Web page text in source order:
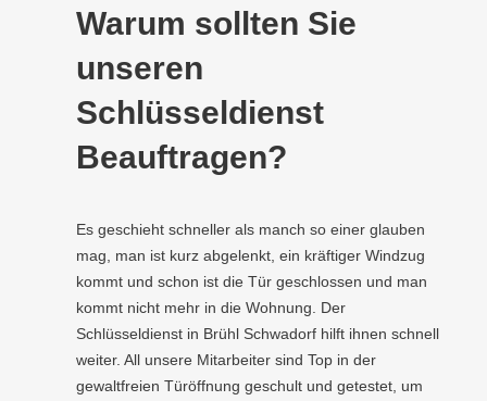
Warum sollten Sie
unseren
Schlüsseldienst
Beauftragen?
Es geschieht schneller als manch so einer glauben
mag, man ist kurz abgelenkt, ein kräftiger Windzug
kommt und schon ist die Tür geschlossen und man
kommt nicht mehr in die Wohnung. Der
Schlüsseldienst in Brühl Schwadorf hilft ihnen schnell
weiter. All unsere Mitarbeiter sind Top in der
gewaltfreien Türöffnung geschult und getestet, um